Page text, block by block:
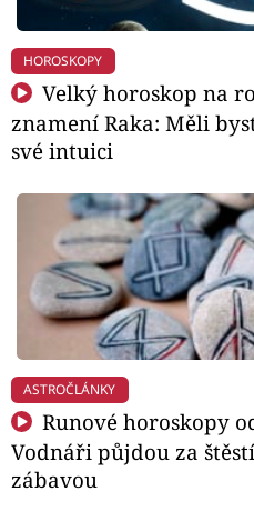
HOROSKOPY
Velký horoskop na
znamení Raka: Měli
své intuici
ASTROČLÁNKY
Runové horoskopy
Vodnáři půjdou za
zábavou